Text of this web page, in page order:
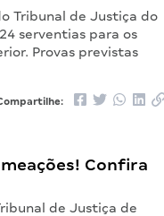
Tribunal de Justiça do
serventias para os
Provas previstas
Confira
de Justiça de